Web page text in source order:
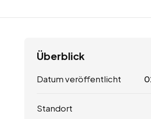
Überblick
Datum veröffentlicht
Standort